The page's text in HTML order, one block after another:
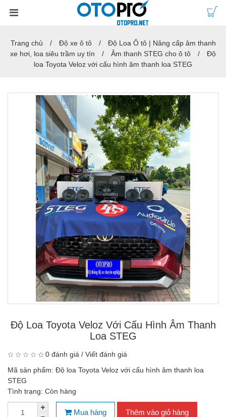
Trang chủ Độ xe ô tô
Độ Loa Ô tô | Nâng cấp âm thanh
xe hơi, loa siêu trầm uy tín
Âm thanh STEG cho ô tô
Độ
loa Toyota Veloz với cấu hình âm thanh loa STEG
Độ Loa Toyota Veloz Với Cấu Hình Âm Thanh
Loa STEG
0 đánh giá / Viết đánh giá
Mã sản phẩm: Độ loa Toyota Veloz với cấu hình âm thanh loa
STEG
Tình trạng: Còn hàng
Mua hàng Thêm vào giỏ hàng